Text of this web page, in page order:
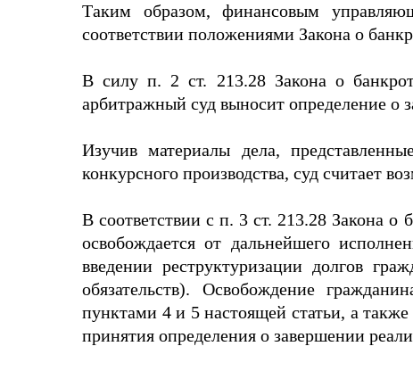
Таким образом, финансовым
соответствии положениями Закона о
В силу п. 2 ст. 213.28 Закона о
арбитражный суд выносит определение о
Изучив материалы дела,
конкурсного производства, суд считает
В соответствии с п. 3 ст. 213.28 Закона о
освобождается от дальнейшего
введении реструктуризации долгов
обязательств). Освобождение
пунктами 4 и 5 настоящей статьи, а
принятия определения о завершении